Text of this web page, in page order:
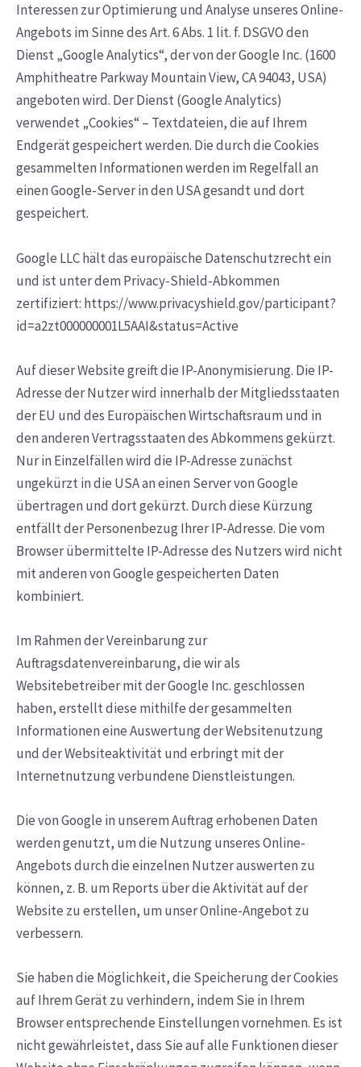
Interessen zur Optimierung und Analyse unseres Online-
Angebots im Sinne des Art. 6 Abs. 1 lit. f. DSGVO den
Dienst „Google Analytics“, der von der Google Inc. (1600
Amphitheatre Parkway Mountain View, CA 94043, USA)
angeboten wird. Der Dienst (Google Analytics)
verwendet „Cookies“ – Textdateien, die auf Ihrem
Endgerät gespeichert werden. Die durch die Cookies
gesammelten Informationen werden im Regelfall an
einen Google-Server in den USA gesandt und dort
gespeichert.
Google LLC hält das europäische Datenschutzrecht ein
und ist unter dem Privacy-Shield-Abkommen
zertifiziert: https://www.privacyshield.gov/participant?
id=a2zt000000001L5AAI&status=Active
Auf dieser Website greift die IP-Anonymisierung. Die IP-
Adresse der Nutzer wird innerhalb der Mitgliedsstaaten
der EU und des Europäischen Wirtschaftsraum und in
den anderen Vertragsstaaten des Abkommens gekürzt.
Nur in Einzelfällen wird die IP-Adresse zunächst
ungekürzt in die USA an einen Server von Google
übertragen und dort gekürzt. Durch diese Kürzung
entfällt der Personenbezug Ihrer IP-Adresse. Die vom
Browser übermittelte IP-Adresse des Nutzers wird nicht
mit anderen von Google gespeicherten Daten
kombiniert.
Im Rahmen der Vereinbarung zur
Auftragsdatenvereinbarung, die wir als
Websitebetreiber mit der Google Inc. geschlossen
haben, erstellt diese mithilfe der gesammelten
Informationen eine Auswertung der Websitenutzung
und der Websiteaktivität und erbringt mit der
Internetnutzung verbundene Dienstleistungen.
Die von Google in unserem Auftrag erhobenen Daten
werden genutzt, um die Nutzung unseres Online-
Angebots durch die einzelnen Nutzer auswerten zu
können, z. B. um Reports über die Aktivität auf der
Website zu erstellen, um unser Online-Angebot zu
verbessern.
Sie haben die Möglichkeit, die Speicherung der Cookies
auf Ihrem Gerät zu verhindern, indem Sie in Ihrem
Browser entsprechende Einstellungen vornehmen. Es ist
nicht gewährleistet, dass Sie auf alle Funktionen dieser